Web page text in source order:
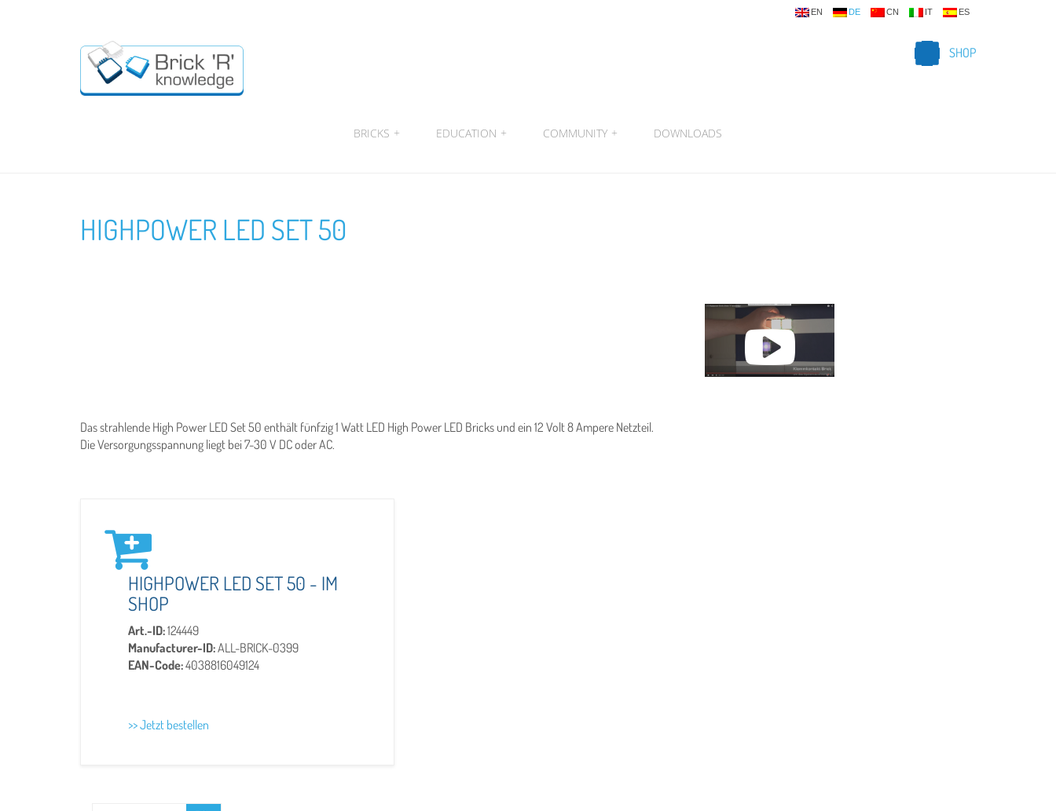
EN DE CN IT ES
SHOP
BRICKS + EDUCATION + COMMUNITY + DOWNLOADS
HIGHPOWER LED SET 50
Das strahlende High Power LED Set 50 enthält fünfzig 1 Watt LED High Power LED Bricks und ein 12 Volt 8 Ampere Netzteil.
Die Versorgungsspannung liegt bei 7-30 V DC oder AC.
HIGHPOWER LED SET 50 - IM
SHOP
Art.-ID:124449
Manufacturer-ID:ALL-BRICK-0399
EAN-Code:4038816049124
>> Jetzt bestellen